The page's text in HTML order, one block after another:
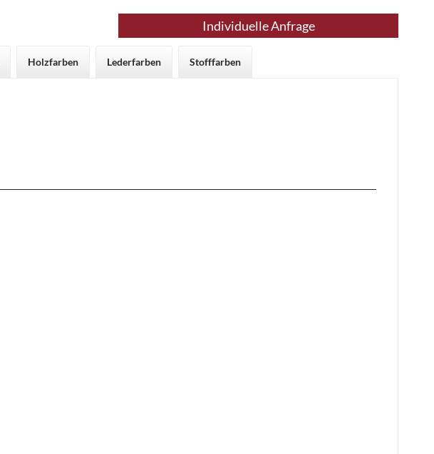
Individuelle Anfrage
Holzfarben Lederfarben Stofffarben